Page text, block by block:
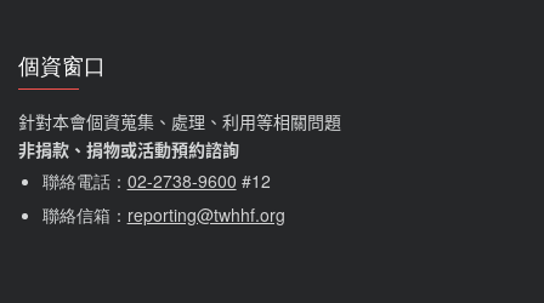
個資窗口
針對本會個資蒐集、處理、利用等相關問題
非捐款、捐物或活動預約諮詢
聯絡電話： 02-2738-9600 #12
聯絡信箱： reporting@twhhf.org